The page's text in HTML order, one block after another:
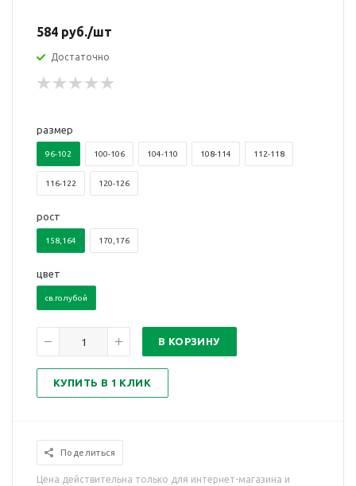
584 руб./шт
Достаточно
размер
96-102 100-106 104-110 108-114 112-118
116-122 120-126
рост
158,164 170,176
цвет
св.голубой
В КОРЗИНУ
КУПИТЬ В 1 КЛИК
Поделиться
Цена действительна только для интернет-магазина и